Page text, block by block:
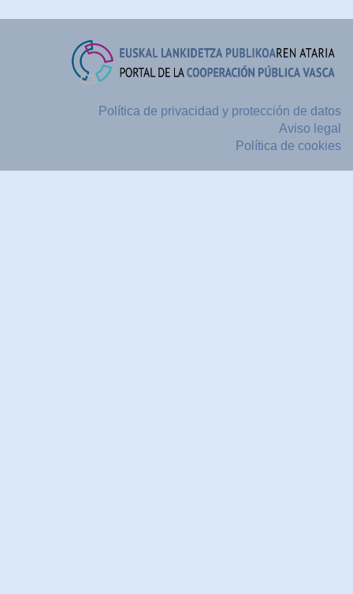
Política de privacidad y protección de datos
Aviso legal
Política de cookies